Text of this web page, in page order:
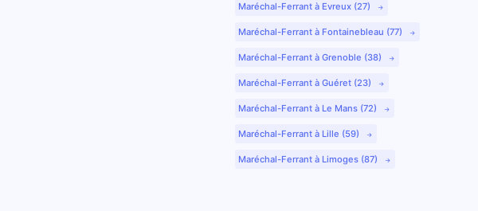
Maréchal-Ferrant à Evreux (27)
Maréchal-Ferrant à Fontainebleau (77)
Maréchal-Ferrant à Grenoble (38)
Maréchal-Ferrant à Guéret (23)
Maréchal-Ferrant à Le Mans (72)
Maréchal-Ferrant à Lille (59)
Maréchal-Ferrant à Limoges (87)